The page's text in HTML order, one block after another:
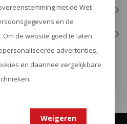
firesteel(19)
met de Wet
en de
Om de website goed te laten
advertenties,
en daarmee vergelijkbare
Weigeren